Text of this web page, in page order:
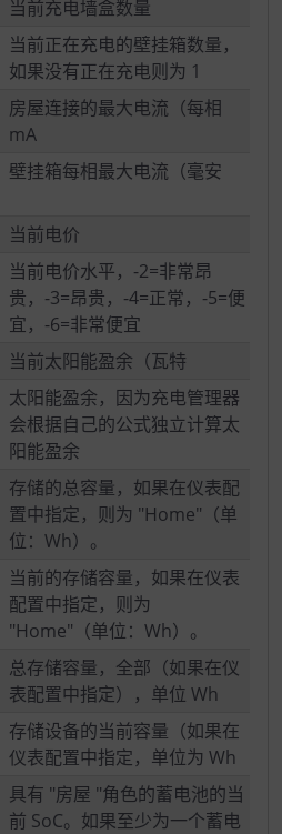
当前充电墙盒数量
当前正在充电的壁挂箱数量，
如果没有正在充电则为 1
房屋连接的最大电流（每相
mA
壁挂箱每相最大电流（毫安
当前电价
当前电价水平，-2=非常昂
贵，-3=昂贵，-4=正常，-5=便
宜，-6=非常便宜
当前太阳能盈余（瓦特
太阳能盈余，因为充电管理器
会根据自己的公式独立计算太
阳能盈余
存储的总容量，如果在仪表配
置中指定，则为 "Home"（单
位：Wh）。
当前的存储容量，如果在仪表
配置中指定，则为
"Home"（单位：Wh）。
总存储容量，全部（如果在仪
表配置中指定），单位 Wh
存储设备的当前容量（如果在
仪表配置中指定，单位为 Wh
具有 "房屋 "角色的蓄电池的当
前 SoC。如果至少为一个蓄电